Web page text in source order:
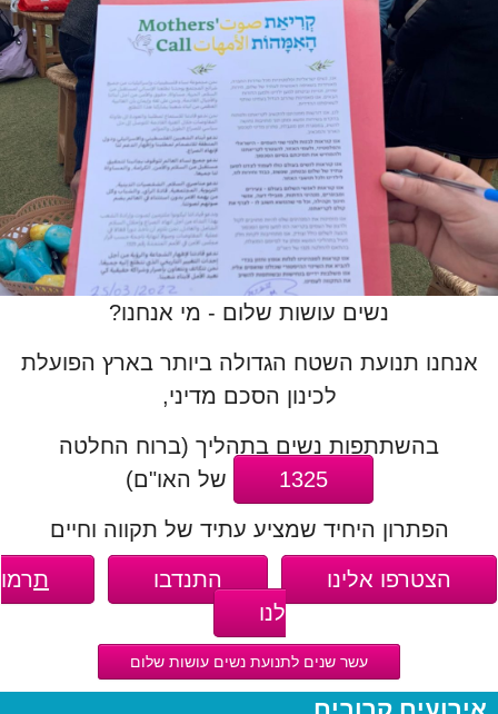
נשים עושות שלום - מי אנחנו?
אנחנו תנועת השטח הגדולה ביותר בארץ הפועלת
לכינון הסכם מדיני,
בהשתתפות נשים בתהליך (ברוח החלטה
1325
של האו"ם)
הפתרון היחיד שמציע עתיד של תקווה וחיים
הצטרפו אלינו התנדבו תרמו
לנו
עשר שנים לתנועת נשים עושות שלום